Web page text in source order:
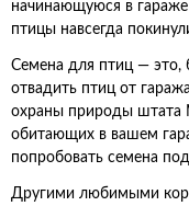
начинающуюся в
птицы навсегда
Семена для птиц — это,
отвадить птиц от
охраны природы штата
обитающих в вашем
попробовать семена
Другими любимыми